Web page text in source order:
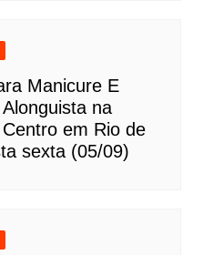
Manicure E
na
em Rio de
sexta (05/09)